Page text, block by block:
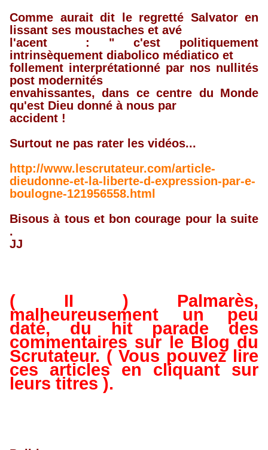
Comme aurait dit le regretté Salvator en
lissant ses moustaches et avé
l'acent : " c'est politiquement
intrinsèquement diabolico médiatico et
follement interprétationné par nos nullités
post modernités
envahissantes, dans ce centre du Monde
qu'est Dieu donné à nous par
accident !
Surtout ne pas rater les vidéos...
http://www.lescrutateur.com/article-
dieudonne-et-la-liberte-d-expression-par-e-
boulogne-121956558.html
Bisous à tous et bon courage pour la suite
.
JJ
( II ) Palmarès,
malheureusement un peu
daté, du hit parade des
commentaires sur le Blog du
Scrutateur. ( Vous pouvez lire
ces articles en cliquant sur
leurs titres ).